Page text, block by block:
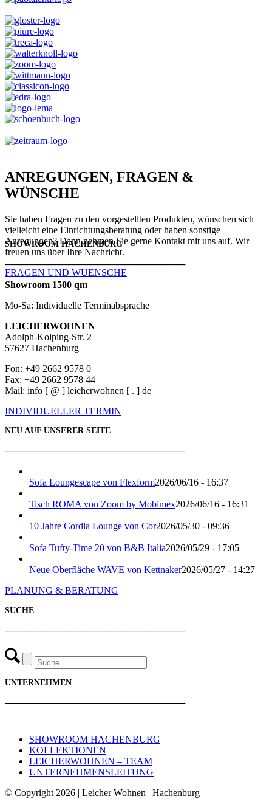
ANREGUNGEN, FRAGEN &
WÜNSCHE
Sie haben Fragen zu den vorgestellten Produkten, wünschen sich
vielleicht eine Einrichtungsberatung oder haben sonstige
Anregungen? Dann nehmen Sie gerne Kontakt mit uns auf. Wir
freuen uns über Ihre Nachricht.
FRAGEN UND WUENSCHE
SHOWROOM HACHENBURG
───────────────────────────
Showroom 1500 qm
Mo-Sa: Individuelle Terminabsprache
LEICHERWOHNEN
Adolph-Kolping-Str. 2
57627 Hachenburg
Fon: +49 2662 9578 0
Fax: +49 2662 9578 44
Mail: info [ @ ] leicherwohnen [ . ] de
INDIVIDUELLER TERMIN
NEU AUF UNSERER SEITE
───────────────────────────
Sofa Loungescape von Flexform2026/06/16 - 16:37
Tisch ROMA von Zoom by Mobimex2026/06/16 - 16:31
10 Jahre Cordia Lounge von Cor2026/05/30 - 09:36
Sofa Tufty-Time 20 von B&B Italia2026/05/29 - 17:05
Neue Oberfläche WAVE von Kettnaker2026/05/27 - 14:27
PLANUNG & BERATUNG
SUCHE
───────────────────────────
UNTERNEHMEN
───────────────────────────
SHOWROOM HACHENBURG
KOLLEKTIONEN
LEICHERWOHNEN – TEAM
UNTERNEHMENSLEITUNG
© Copyright 2026 | Leicher Wohnen | Hachenburg